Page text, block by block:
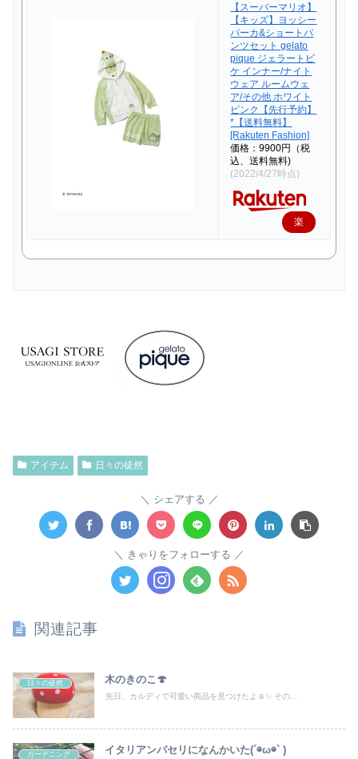
【スーパーマリオ】
【キッズ】ヨッシー
パーカ&ショートパ
ンツセット gelato
pique ジェラートピ
ケ インナー/ナイト
ウェア ルームウェ
ア/その他 ホワイト
ピンク【先行予約】
*【送料無料】
[Rakuten Fashion]
価格：9900円（税
込、送料無料)
(2022/4/27時点)
楽
アイテム 日々の徒然
シェアする
きゃりをフォローする
関連記事
日々の徒然 木のきのこ🍄
先日、カルディで可愛い商品を見つけたよ☺️✨ その...
ガーデニング イタリアンパセリになんかいた(´◉ω◉` )